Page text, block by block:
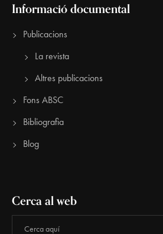
Informació documental
Publicacions
La revista
Altres publicacions
Fons ABSC
Bibliografia
Blog
Cerca al web